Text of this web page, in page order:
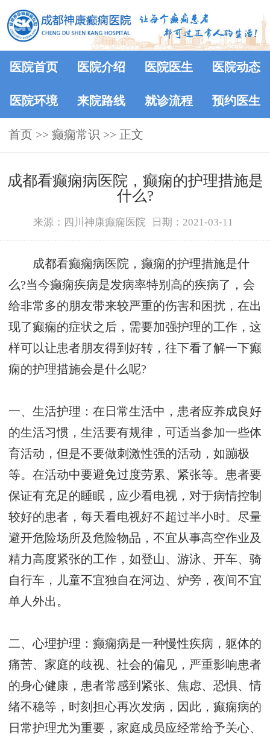
医院首页 医院介绍 医院医生 医院动态
医院环境 来院路线 就诊流程 预约医生
首页 >> 癫痫常识 >> 正文
成都看癫痫病医院，癫痫的护理措施是
什么?
来源：四川神康癫痫医院 日期：2021-03-11
成都看癫痫病医院，癫痫的护理措施是什
么?当今癫痫疾病是发病率特别高的疾病了，会
给非常多的朋友带来较严重的伤害和困扰，在出
现了癫痫的症状之后，需要加强护理的工作，这
样可以让患者朋友得到好转，往下看了解一下癫
痫的护理措施会是什么呢?
一、生活护理：在日常生活中，患者应养成良好
的生活习惯，生活要有规律，可适当参加一些体
育活动，但是不要做刺激性强的活动，如蹦极
等。在活动中要避免过度劳累、紧张等。患者要
保证有充足的睡眠，应少看电视，对于病情控制
较好的患者，每天看电视好不超过半小时。尽量
避开危险场所及危险物品，不宜从事高空作业及
精力高度紧张的工作，如登山、游泳、开车、骑
自行车，儿童不宜独自在河边、炉旁，夜间不宜
单人外出。
二、心理护理：癫痫病是一种慢性疾病，躯体的
痛苦、家庭的歧视、社会的偏见，严重影响患者
的身心健康，患者常感到紧张、焦虑、恐惧、情
绪不稳等，时刻担心再次发病，因此，癫痫病的
日常护理尤为重要，家庭成员应经常给予关心、